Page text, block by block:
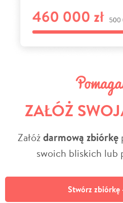
ZAŁÓŻ
Załóżdarmową zbiórkę
swoich bliskich lub
Stwórz zbiórkę